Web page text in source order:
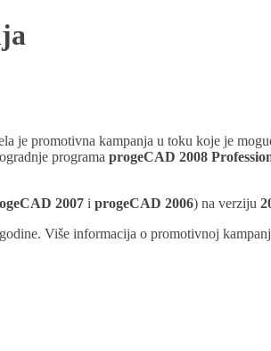
je promotivna kampanja u toku koje je
programa progeCAD 2008
2007 i progeCAD 2006) na verziju
Više informacija o promotivnoj